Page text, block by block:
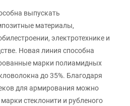
выпускать
материалы,
электротехнике и
Новая линия способна
марки полиамидных
до 35%. Благодаря
для армирования можно
стеклонити и рубленого